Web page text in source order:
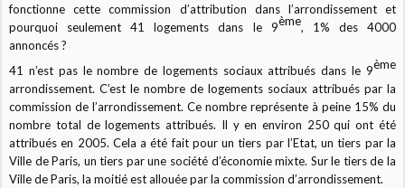
fonctionne cette commission d’attribution dans l’arrondissement et
pourquoi seulement 41 logements dans le 9ème, 1% des 4000
annoncés ?
41 n’est pas le nombre de logements sociaux attribués dans le 9ème
arrondissement. C’est le nombre de logements sociaux attribués par la
commission de l’arrondissement. Ce nombre représente à peine 15% du
nombre total de logements attribués. Il y en environ 250 qui ont été
attribués en 2005. Cela a été fait pour un tiers par l’Etat, un tiers par la
Ville de Paris, un tiers par une société d’économie mixte. Sur le tiers de la
Ville de Paris, la moitié est allouée par la commission d’arrondissement.